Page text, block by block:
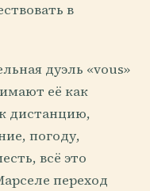
в
дуэль «vous»
её как
дистанцию,
погоду,
всё это
переход